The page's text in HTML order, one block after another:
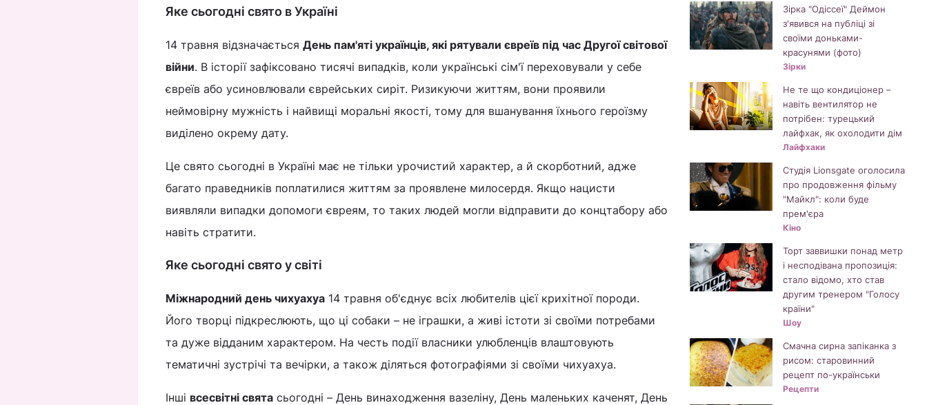
Яке сьогодні свято в Україні
14 травня відзначається День пам'яті українців, які рятували євреїв під час Другої світової
війни. В історії зафіксовано тисячі випадків, коли українські сім'ї переховували у себе
євреїв або усиновлювали єврейських сиріт. Ризикуючи життям, вони проявили
неймовірну мужність і найвищі моральні якості, тому для вшанування їхнього героїзму
виділено окрему дату.
Це свято сьогодні в Україні має не тільки урочистий характер, а й скорботний, адже
багато праведників поплатилися життям за проявлене милосердя. Якщо нацисти
виявляли випадки допомоги євреям, то таких людей могли відправити до концтабору або
навіть стратити.
Яке сьогодні свято у світі
Міжнародний день чихуахуа 14 травня об'єднує всіх любителів цієї крихітної породи.
Його творці підкреслюють, що ці собаки – не іграшки, а живі істоти зі своїми потребами
та дуже відданим характером. На честь події власники улюбленців влаштовують
тематичні зустрічі та вечірки, а також діляться фотографіями зі своїми чихуахуа.
Інші всесвітні свята сьогодні – День винаходження вазеліну, День маленьких каченят, День
Зірка "Одіссеї" Деймон
з'явився на публіці зі
своїми доньками-
красунями (фото)
Зірки
Не те що кондиціонер –
навіть вентилятор не
потрібен: турецький
лайфхак, як охолодити дім
Лайфхаки
Студія Lionsgate оголосила
про продовження фільму
"Майкл": коли буде
прем'єра
Кіно
Торт заввишки понад метр
і несподівана пропозиція:
стало відомо, хто став
другим тренером "Голосу
країни"
Шоу
Смачна сирна запіканка з
рисом: старовинний
рецепт по-українськи
Рецепти